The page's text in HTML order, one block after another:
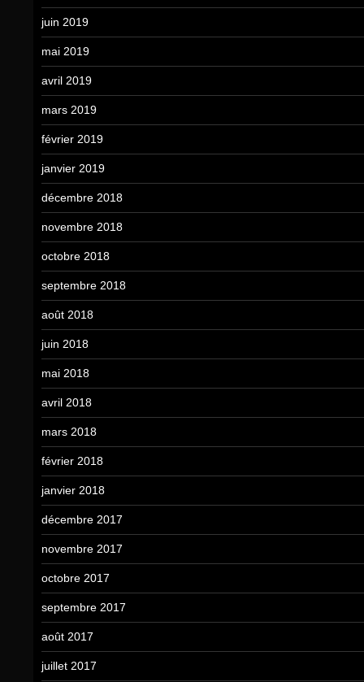
juin 2019
mai 2019
avril 2019
mars 2019
février 2019
janvier 2019
décembre 2018
novembre 2018
octobre 2018
septembre 2018
août 2018
juin 2018
mai 2018
avril 2018
mars 2018
février 2018
janvier 2018
décembre 2017
novembre 2017
octobre 2017
septembre 2017
août 2017
juillet 2017